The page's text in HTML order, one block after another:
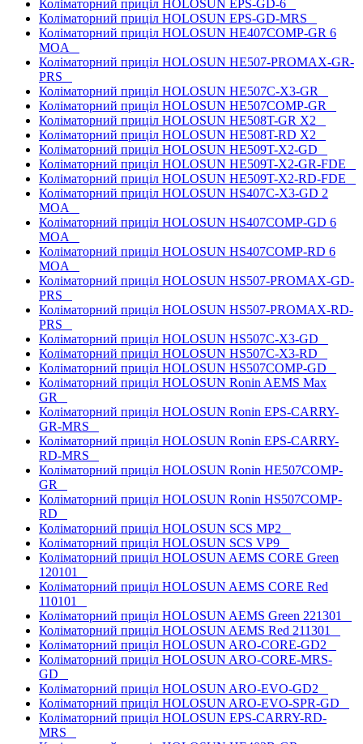
Коліматорний приціл HOLOSUN EPS-GD-6
Коліматорний приціл HOLOSUN EPS-GD-MRS
Коліматорний приціл HOLOSUN HE407COMP-GR 6
MOA
Коліматорний приціл HOLOSUN HE507-PROMAX-GR-
PRS
Коліматорний приціл HOLOSUN HE507C-X3-GR
Коліматорний приціл HOLOSUN HE507COMP-GR
Коліматорний приціл HOLOSUN HE508T-GR X2
Коліматорний приціл HOLOSUN HE508T-RD X2
Коліматорний приціл HOLOSUN HE509T-X2-GD
Коліматорний приціл HOLOSUN HE509T-X2-GR-FDE
Коліматорний приціл HOLOSUN HE509T-X2-RD-FDE
Коліматорний приціл HOLOSUN HS407C-X3-GD 2
MOA
Коліматорний приціл HOLOSUN HS407COMP-GD 6
MOA
Коліматорний приціл HOLOSUN HS407COMP-RD 6
MOA
Коліматорний приціл HOLOSUN HS507-PROMAX-GD-
PRS
Коліматорний приціл HOLOSUN HS507-PROMAX-RD-
PRS
Коліматорний приціл HOLOSUN HS507C-X3-GD
Коліматорний приціл HOLOSUN HS507C-X3-RD
Коліматорний приціл HOLOSUN HS507COMP-GD
Коліматорний приціл HOLOSUN Ronin AEMS Max
GR
Коліматорний приціл HOLOSUN Ronin EPS-CARRY-
GR-MRS
Коліматорний приціл HOLOSUN Ronin EPS-CARRY-
RD-MRS
Коліматорний приціл HOLOSUN Ronin HE507COMP-
GR
Коліматорний приціл HOLOSUN Ronin HS507COMP-
RD
Коліматорний приціл HOLOSUN SCS MP2
Коліматорний приціл HOLOSUN SCS VP9
Коліматорний приціл HOLOSUN AEMS CORE Green
120101
Коліматорний приціл HOLOSUN AEMS CORE Red
110101
Коліматорний приціл HOLOSUN AEMS Green 221301
Коліматорний приціл HOLOSUN AEMS Red 211301
Коліматорний приціл HOLOSUN ARO-CORE-GD2
Коліматорний приціл HOLOSUN ARO-CORE-MRS-
GD
Коліматорний приціл HOLOSUN ARO-EVO-GD2
Коліматорний приціл HOLOSUN ARO-EVO-SPR-GD
Коліматорний приціл HOLOSUN EPS-CARRY-RD-
MRS